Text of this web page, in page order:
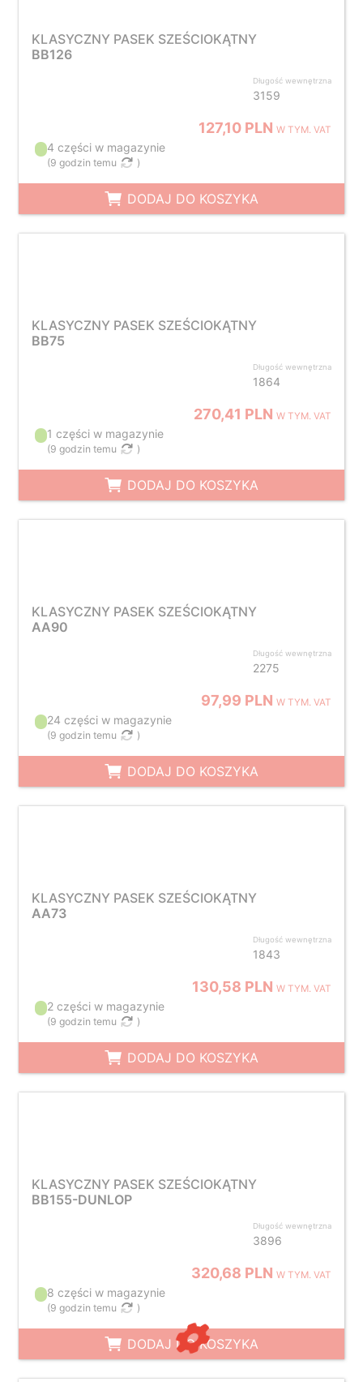
KLASYCZNY PASEK SZEŚCIOKĄTNY
BB126
Długość wewnętrzna
3159
127,10 PLNW TYM. VAT
4 części w magazynie
(9 godzin temu )
DODAJ DO KOSZYKA
KLASYCZNY PASEK SZEŚCIOKĄTNY
BB75
Długość wewnętrzna
1864
270,41 PLNW TYM. VAT
1 części w magazynie
(9 godzin temu )
DODAJ DO KOSZYKA
KLASYCZNY PASEK SZEŚCIOKĄTNY
AA90
Długość wewnętrzna
2275
97,99 PLNW TYM. VAT
24 części w magazynie
(9 godzin temu )
DODAJ DO KOSZYKA
KLASYCZNY PASEK SZEŚCIOKĄTNY
AA73
Długość wewnętrzna
1843
130,58 PLNW TYM. VAT
2 części w magazynie
(9 godzin temu )
DODAJ DO KOSZYKA
KLASYCZNY PASEK SZEŚCIOKĄTNY
BB155-DUNLOP
Długość wewnętrzna
3896
320,68 PLNW TYM. VAT
8 części w magazynie
(9 godzin temu )
DODAJ DO KOSZYKA